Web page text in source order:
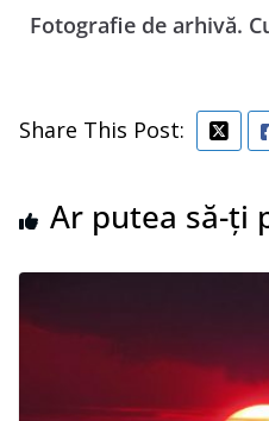
Fotografie de arhivă.
Share This Post:
Ar putea să-ți